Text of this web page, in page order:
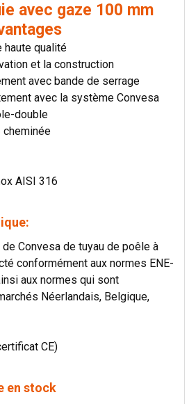
avec gaze 100 mm
haute qualité
et la construction
avec bande de serrage
avec la système Convesa
double
cheminée
AISI 316
Convesa de tuyau de poêle à
conformément aux normes ENE-
aux normes qui sont
Néerlandais, Belgique,
CE)
en stock